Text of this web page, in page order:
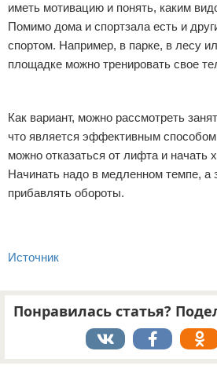
иметь мотивацию и понять, каким
Помимо дома и спортзала есть и
спортом. Например, в парке, в лесу
площадке можно тренировать свое
Как вариант, можно рассмотреть
что является эффективным
можно отказаться от лифта и начать
Начинать надо в медленном темпе, а
прибавлять обороты.
Источник
Понравилась статья?